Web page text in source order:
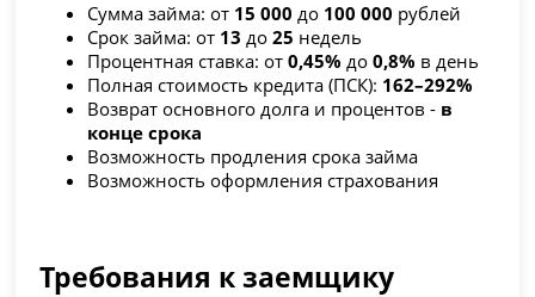
Сумма займа: от 15 000 до 100 000 рублей
Срок займа: от 13 до25 недель
Процентная ставка: от0,45% до0,8% в день
Полная стоимость кредита (ПСК): 162–292%
Возврат основного долга и процентов - в
конце срока
Возможность продления срока займа
Возможность оформления страхования
Требования к заемщику